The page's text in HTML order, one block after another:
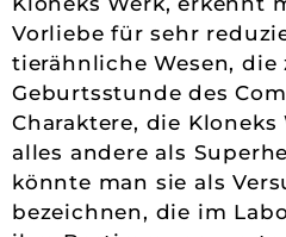
Vorliebe für sehr
tierähnliche Wesen, die
Geburtsstunde des
Charaktere, die
alles andere als
könnte man sie als
bezeichnen, die im